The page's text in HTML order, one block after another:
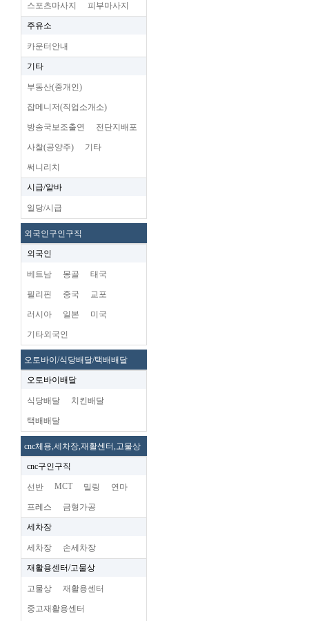
스포츠마사지 피부마사지
주유소
카운터안내
기타
부동산(중개인)
잡메니저(직업소개소)
방송국보조출연 전단지배포
사찰(공양주) 기타
써니리치
시급/알바
일당/시급
외국인구인구직
외국인
베트남 몽골 태국
필리핀 중국 교포
러시아 일본 미국
기타외국인
오토바이/식당배달/택배배달
오토바이배달
식당배달 치킨배달
택배배달
cnc체용,세차장,재활센터,고물상
cnc구인구직
선반 MCT 밀링 연마
프레스 금형가공
세차장
세차장 손세차장
재활용센터/고물상
고물상 재활용센터
중고재활용센터